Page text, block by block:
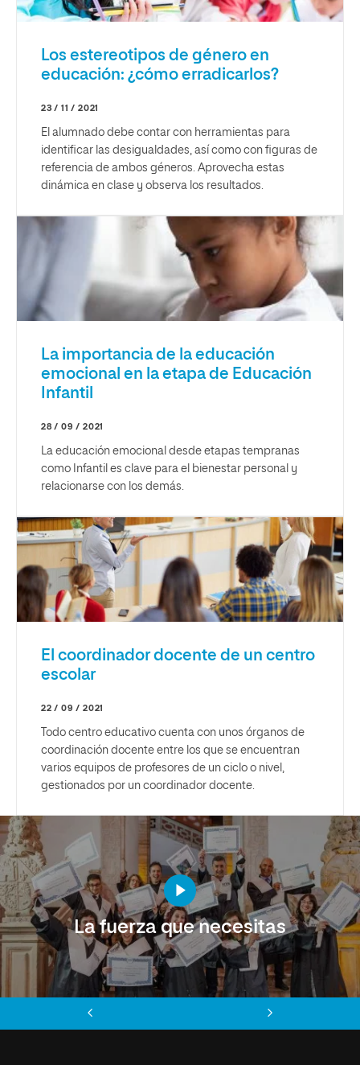
Los estereotipos de género en
educación: ¿cómo erradicarlos?
23 / 11 / 2021
El alumnado debe contar con herramientas para
identificar las desigualdades, así como con figuras de
referencia de ambos géneros. Aprovecha estas
dinámica en clase y observa los resultados.
La importancia de la educación
emocional en la etapa de Educación
Infantil
28 / 09 / 2021
La educación emocional desde etapas tempranas
como Infantil es clave para el bienestar personal y
relacionarse con los demás.
El coordinador docente de un centro
escolar
22 / 09 / 2021
Todo centro educativo cuenta con unos órganos de
coordinación docente entre los que se encuentran
varios equipos de profesores de un ciclo o nivel,
gestionados por un coordinador docente.
La fuerza que necesitas